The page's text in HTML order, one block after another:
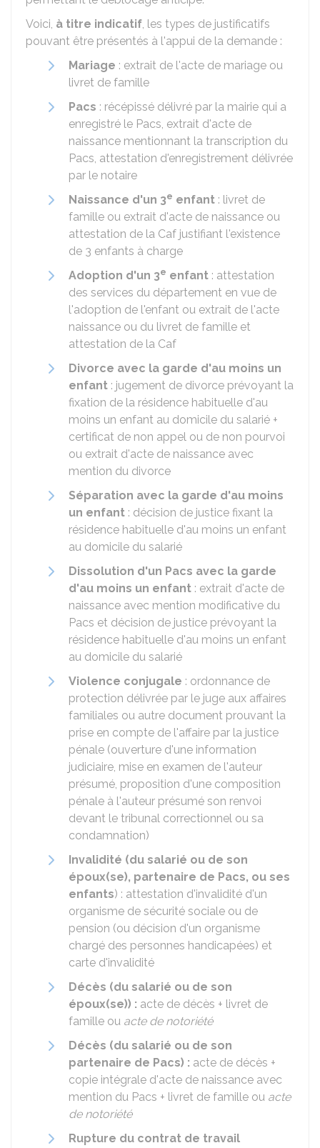
Voici, à titre indicatif, les types de justificatifs
pouvant être présentés à l'appui de la demande :
Mariage : extrait de l'acte de mariage ou
livret de famille
Pacs : récépissé délivré par la mairie qui a
enregistré le Pacs, extrait d'acte de
naissance mentionnant la transcription du
Pacs, attestation d'enregistrement délivrée
par le notaire
Naissance d'un 3e enfant : livret de
famille ou extrait d'acte de naissance ou
attestation de la Caf justifiant l'existence
de 3 enfants à charge
Adoption d'un 3e enfant : attestation
des services du département en vue de
l'adoption de l'enfant ou extrait de l'acte
naissance ou du livret de famille et
attestation de la Caf
Divorce avec la garde d'au moins un
enfant : jugement de divorce prévoyant la
fixation de la résidence habituelle d'au
moins un enfant au domicile du salarié +
certificat de non appel ou de non pourvoi
ou extrait d'acte de naissance avec
mention du divorce
Séparation avec la garde d'au moins
un enfant : décision de justice fixant la
résidence habituelle d'au moins un enfant
au domicile du salarié
Dissolution d'un Pacs avec la garde
d'au moins un enfant : extrait d'acte de
naissance avec mention modificative du
Pacs et décision de justice prévoyant la
résidence habituelle d'au moins un enfant
au domicile du salarié
Violence conjugale : ordonnance de
protection délivrée par le juge aux affaires
familiales ou autre document prouvant la
prise en compte de l'affaire par la justice
pénale (ouverture d'une information
judiciaire, mise en examen de l'auteur
présumé, proposition d'une composition
pénale à l'auteur présumé son renvoi
devant le tribunal correctionnel ou sa
condamnation)
Invalidité (du salarié ou de son
époux(se), partenaire de Pacs, ou ses
enfants) : attestation d'invalidité d'un
organisme de sécurité sociale ou de
pension (ou décision d'un organisme
chargé des personnes handicapées) et
carte d'invalidité
Décès (du salarié ou de son
époux(se)) : acte de décès + livret de
famille ou acte de notoriété
Décès (du salarié ou de son
partenaire de Pacs) : acte de décès +
copie intégrale d'acte de naissance avec
mention du Pacs + livret de famille ou acte
de notoriété
Rupture du contrat de travail